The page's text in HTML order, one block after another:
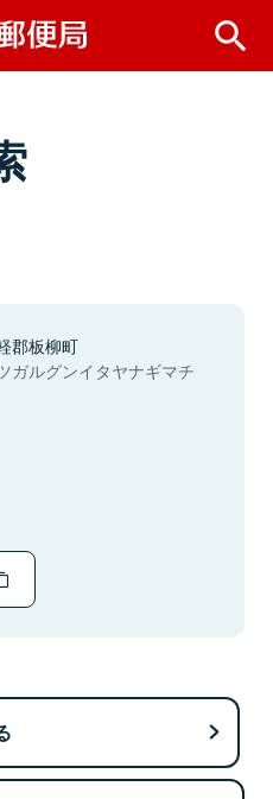
郡板柳町
ガルグンイタヤナギマチ